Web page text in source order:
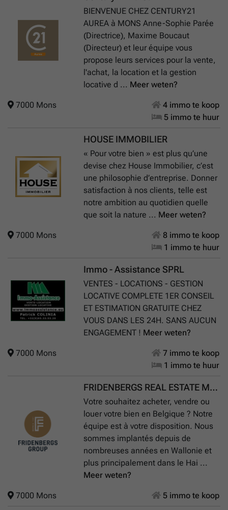
BIENVENUE CHEZ CENTURY21
AUREA à MONS Anne-Sophie Parée
(Directrice), Maxime Boucaut
(Directeur) et leur équipe vous
propose leurs services pour la vente,
l'achat, la location et la gestion
locative d ... Meer weten?
7000 Mons
4 immo te koop
5 immo te huur
HOUSE IMMOBILIER
« Pour votre bien » est plus qu’une
devise chez House Immobilier, c’est
une philosophie d’entreprise. Donner
satisfaction à nos clients, telle est
notre ambition au quotidien quelle
que soit la nature ... Meer weten?
7000 Mons
8 immo te koop
1 immo te huur
Immo - Assistance SPRL
VENTES - LOCATIONS - GESTION
LOCATIVE COMPLETE 1ER CONSEIL
ET ESTIMATION GRATUITE CHEZ
VOUS DANS LES 24H. SANS AUCUN
ENGAGEMENT ! Meer weten?
7000 Mons
7 immo te koop
1 immo te huur
FRIDENBERGS REAL ESTATE MONS
Votre souhaitez acheter, vendre ou
louer votre bien en Belgique ? Notre
équipe est à votre disposition. Nous
sommes implantés depuis de
nombreuses années en Wallonie et
plus principalement dans le Hai ...
Meer weten?
7000 Mons 5 immo te koop